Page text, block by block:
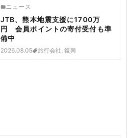
ニュース
JTB、熊本地震支援に1700万
円 会員ポイントの寄付受付も準
備中
2026.08.05 旅行会社, 復興